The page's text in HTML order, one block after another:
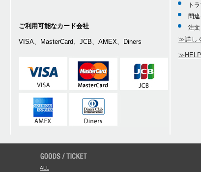
ご利用可能なカード会社
VISA、MasterCard、JCB、AMEX、Diners
ト
間
注文
≫詳し
ALL